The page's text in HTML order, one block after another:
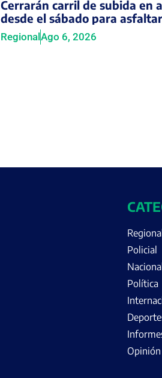
Cerrarán carril de subida en
desde el sábado para
Regional Ago 6, 2026
Regional
Policial
Nacional
Política
Opinión